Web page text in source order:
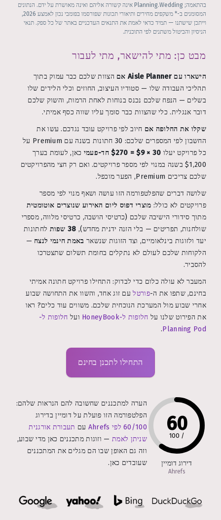
בהתאמה; Planning.Wedding אינה קשורה אליהם ואינה מאושרת על ידם. הנתונים
המסומנים ב-* משקפים מחירים ותיאורי תכונות שפורסמו בפומבי נכון לאמצע 2026,
וייתכן שישתנו — תמיד כדאי לאמת את התנאים העדכניים באתר של כל ספק. תנאי
הניסיון והביטול משתנים לפי התוכנית.
מבט כן: מתי להישאר, מתי לעבור
הישארו עם Aisle Planner אם
הצוות שלכם כבר עמוק בתוך
תהליכי העבודה שלו — סטודיו העיצוב, החוזים וכלי הלידים שלו
בשלים — הנפח שלכם נכנס בנוחות לאחת הרמות, והשוק שלכם
דובר אנגלית. כלי שהצוות כבר סומך עליו שווה כסף אמיתי.
שקלו את החלופה אם חיוב לפי פרויקט עובד נגדכם. עשו את
החשבון לפי המספרים שלכם: 30 חתונות בשנה עם Premium על
כל פרויקט יעלו 30 × $9 = $270 חד-פעמי
כאן, לעומת בערך
$1,200 בשנה במנוי לפי מספר פרויקטים. ואם רק חצי מהפרויקטים
שלכם צריכים Premium, הפער מוכפל.
שלושה דברים שהפלטפורמה הזו עושה ושאף מנוי לפי מספר
פרויקטים לא כולל: מוצרי דפוס ליום האירוע שנוצרים אוטומטית
מתוך סידורי הישיבה שלכם (כרטיסי הושבה, כרטיסי מלווה, מספרי
שולחנות, תפריטים — בלי הזנה ידנית מחדש), 38 שפות
לחתונות
יעד ולזוגות בינלאומיים, וצד הזוגות שנשאר באמת חינמי לנצח —
הלקוחות שלכם לעולם לא נתקלים בחומת תשלום שתצטרכו
להסביר.
המעבר לא עולה כלום כדי לבדוק: התחילו פרויקט חתונה אמיתי
בחינם, שתפו את ה-פורטלעם זוג אחד, והשוו את התחושה שבוע
אחרי שבוע מול המערכת הנוכחית שלכם. משווים עוד כלים? ראו
את הפירוט שלנו על חלופות ל-HoneyBook ועל חלופות ל-
Planning Pod
.
התחילו לתכנן בחינם
60
/
100
דירוג דומיין
Ahrefs
הערה למתכננים שחשובה להם הנראות שלהם:
הפלטפורמה הזו פועלת על דומיין בדירוג
60/100 לפי Ahrefs
עם תעבורת אורגנית
שניתן לאמת — וזוגות מתכננים כאן מדי שבוע,
וזה גם האופן שבו הם מגלים את המתכננים
שעובדים כאן.